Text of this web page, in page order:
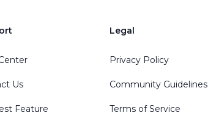
Us
Feature
Legal
Privacy Policy
Community Guidelines
Terms of Service